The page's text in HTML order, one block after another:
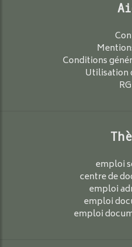
Conditions
Utilisation
emploi
centre de
emploi
emploi
emploi